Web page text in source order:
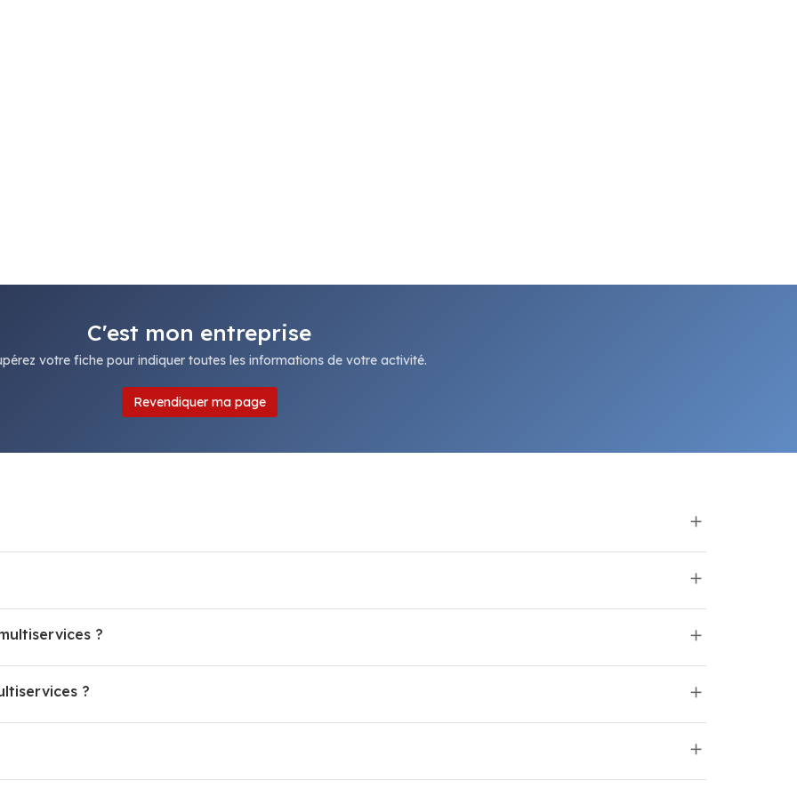
C'est mon entreprise
votre fiche pour indiquer toutes les informations de votre activité.
Revendiquer ma page
?
?